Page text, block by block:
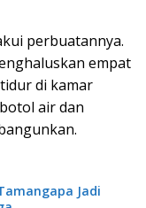
perbuatannya.
empat
di kamar
air dan
Jadi